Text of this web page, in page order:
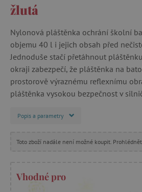
žlutá
Nylonová pláštěnka ochrání školní
objemu 40 l i jejich obsah před
Jednoduše stačí přetáhnout
okraji zabezpečí, že pláštěnka na
prostorově výraznému reflexnímu
pláštěnka vysokou bezpečnost v
Popis a parametry
Toto zboží nadále není možné koupit.
Vhodné pro